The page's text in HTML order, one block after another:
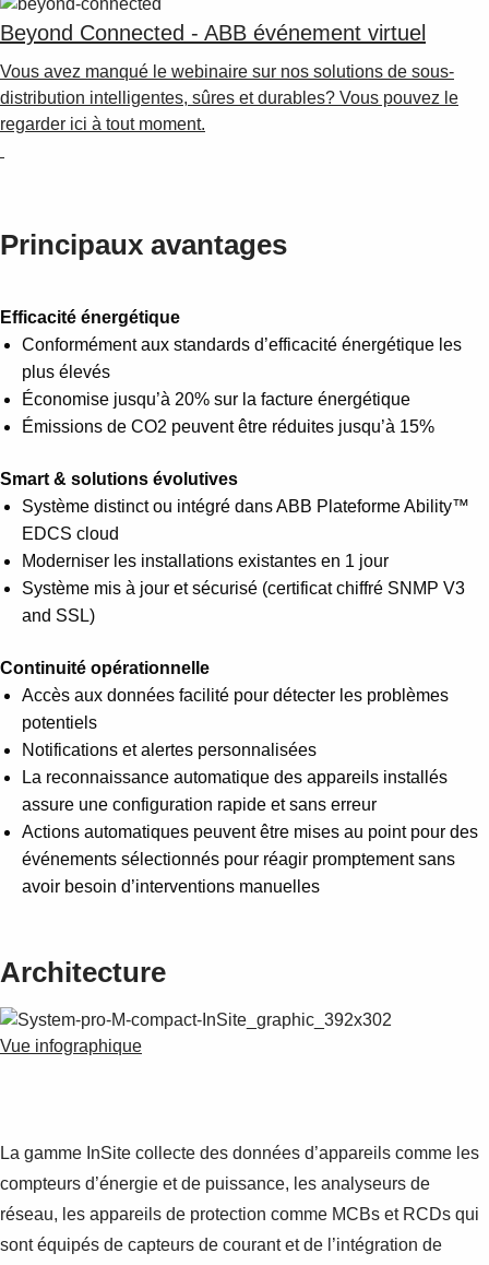
Suggestions
Products
See more products
Shopping list preview
Beyond Connected - ABB événement virtuel
Vous avez manqué le webinaire sur nos solutions de sous-
distribution intelligentes, sûres et durables? Vous pouvez le
regarder ici à tout moment.
Principaux avantages
Efficacité énergétique
Conformément aux standards d’efficacité énergétique les
plus élevés
Économise jusqu’à 20% sur la facture énergétique
Émissions de CO2 peuvent être réduites jusqu’à 15%
Smart & solutions évolutives
Système distinct ou intégré dans ABB Plateforme Ability™
EDCS cloud
Moderniser les installations existantes en 1 jour
Système mis à jour et sécurisé (certificat chiffré SNMP V3
and SSL)
Continuité opérationnelle
Accès aux données facilité pour détecter les problèmes
potentiels
Notifications et alertes personnalisées
La reconnaissance automatique des appareils installés
assure une configuration rapide et sans erreur
Actions automatiques peuvent être mises au point pour des
événements sélectionnés pour réagir promptement sans
avoir besoin d’interventions manuelles
Architecture
Vue infographique
La gamme InSite collecte des données d’appareils comme les
compteurs d’énergie et de puissance, les analyseurs de
réseau, les appareils de protection comme MCBs et RCDs qui
sont équipés de capteurs de courant et de l’intégration de